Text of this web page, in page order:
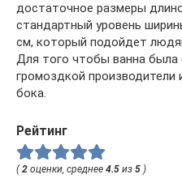
достаточное размеры
стандартный уровень
см, который подойдет
Для того чтобы ванна была
громоздкой производители
бока.
Рейтинг
(2 оценки, среднее 4.5 из 5 )